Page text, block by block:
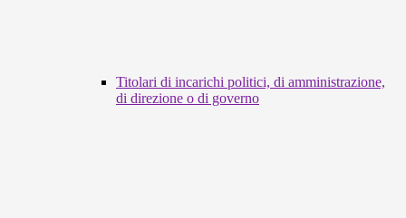
Titolari di incarichi politici, di amministrazione,
di direzione o di governo